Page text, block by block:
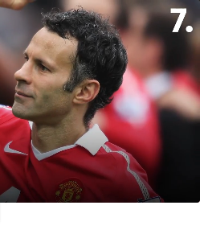
Harry Maguire
oktober 2023 566